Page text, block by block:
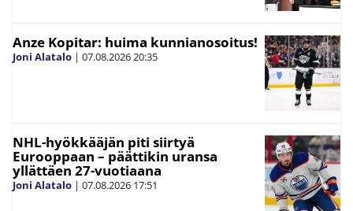
Anze Kopitar: huima kunnianosoitus!
Joni Alatalo | 07.08.202620:35
NHL-hyökkääjän piti siirtyä
Eurooppaan – päättikin uransa
yllättäen 27-vuotiaana
Joni Alatalo | 07.08.2026 17:51